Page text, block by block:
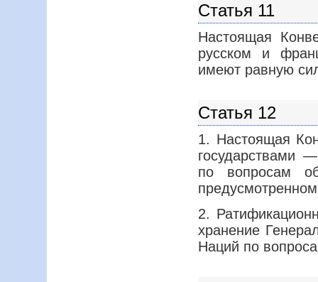
Статья 11
Настоящая
русском и
имеют равную
Статья 12
1. Настоящая
государствами
по вопросам
2.
хранение
Наций по